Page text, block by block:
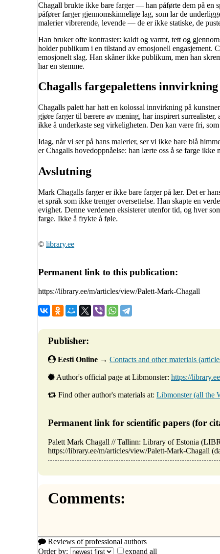
Chagall brukte ikke bare farger — han påførte dem på en
påfører farger gjennomskinnelige lag, som lar de
malerier vibrerende, levende — de er ikke statiske, de
Han bruker ofte kontraster: kaldt og varmt, tett og
holder publikum i en tilstand av emosjonell engasjement.
emosjonelt slag. Han skåner ikke publikum, men han
har en stemme.
Chagalls fargepalettens
Chagalls palett har hatt en kolossal innvirkning på
gjøre farger til bærere av mening, har inspirert
ikke å underkaste seg virkeligheten. Den kan være fri, som
Idag, når vi ser på hans malerier, ser vi ikke bare blå
er Chagalls hovedoppnåelse: han lærte oss å se farge ikke
Avslutning
Mark Chagalls farger er ikke bare farger på lær. Det er
et språk som ikke trenger oversettelse. Han skapte en
evighet. Denne verdenen eksisterer utenfor tid, og hver
farge. Ikke å frykte å føle.
© library.ee
Permanent link to this publication:
https://library.ee/m/articles/view/Palett-Mark-Chagall
Publisher:
Eesti Online → Contacts and other materials
Author's official page at Libmonster: https://
Find other author's materials at: Libmonster (all the
Permanent link for scientific papers (for
Palett Mark Chagall // Tallinn: Library of Estonia
https://library.ee/m/articles/view/Palett-Mark-Chagall
Comments:
Reviews of professional authors
Order by:
expand all